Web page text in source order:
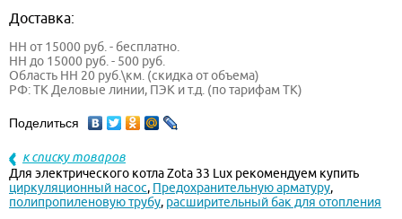
Доставка:
НН от 15000 руб. - бесплатно.
НН до 15000 руб. - 500 руб.
Область НН 20 руб.\км. (скидка от объема)
РФ: ТК Деловые линии, ПЭК и т.д. (по тарифам ТК)
Поделиться
к списку товаров
Для электрического котла Zota 33 Lux рекомендуем купить
циркуляционный насос, Предохранительную арматуру,
полипропиленовую трубу, расширительный бак для отопления